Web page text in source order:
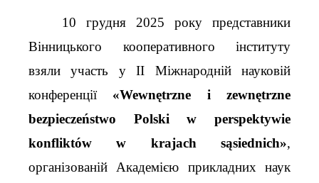
10 грудня 2025 року представники
Вінницького кооперативного інституту
взяли участь у II Міжнародній науковій
конференції «Wewnętrzne i zewnętrzne
bezpieczeństwo Polski w perspektywie
konfliktów w krajach sąsiednich»,
організованій Академією прикладних наук